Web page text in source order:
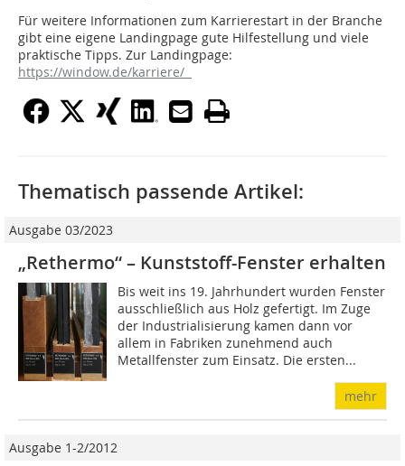
Für weitere Informationen zum Karrierestart in der Branche
gibt eine eigene Landingpage gute Hilfestellung und viele
praktische Tipps. Zur Landingpage:
https://window.de/karriere/
Thematisch passende Artikel:
Ausgabe 03/2023
„Rethermo“ – Kunststoff-Fenster erhalten
Bis weit ins 19. Jahrhundert wurden Fenster
ausschließlich aus Holz gefertigt. Im Zuge
der Industrialisierung kamen dann vor
allem in Fabriken zunehmend auch
Metallfenster zum Einsatz. Die ersten...
mehr
Ausgabe 1-2/2012